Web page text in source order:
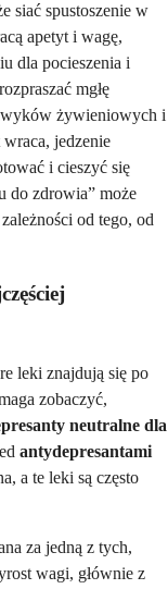
siać spustoszenie w
apetyt i wagę,
dla pocieszenia i
mgłę
żywieniowych i
jedzenie
i cieszyć się
do zdrowia” może
od tego, od
leki znajdują się po
zobaczyć,
neutralne dla
antydepresantami
a te leki są często
za jedną z tych,
wagi, głównie z